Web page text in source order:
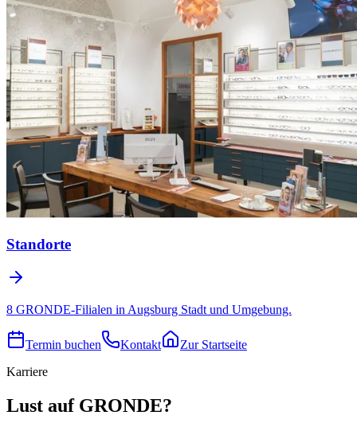
Standorte
8 GRONDE-Filialen in Augsburg Stadt und Umgebung.
Termin buchen Kontakt
Zur Startseite
Karriere
Lust auf GRONDE?